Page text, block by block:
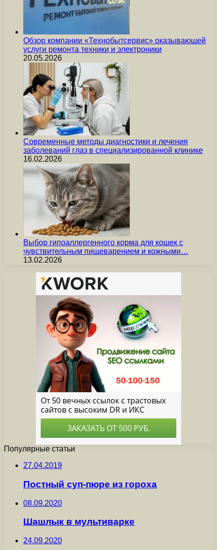
Обзор компании «Технобытсервис» оказывающей
услуги ремонта техники и электроники
20.05.2026
Современные методы диагностики и лечения
заболеваний глаз в специализированной клинике
16.02.2026
Выбор гипоаллергенного корма для кошек с
чувствительным пищеварением и кожными…
13.02.2026
Популярные статьи
27.04.2019
Постный суп-пюре из гороха
08.09.2020
Шашлык в мультиварке
24.09.2020